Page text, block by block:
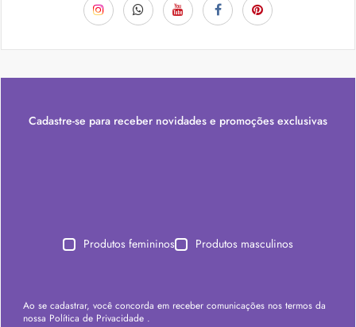
Cadastre-se para receber novidades e promoções exclusivas
Produtos femininos Produtos masculinos
Ao se cadastrar, você concorda em receber comunicações nos termos da
nossa Política de Privacidade .